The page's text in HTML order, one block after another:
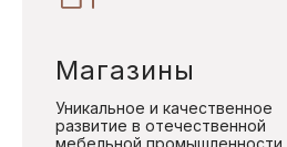
Магазины
Уникальное и качественное
развитие в отечественной
мебельной промышленности